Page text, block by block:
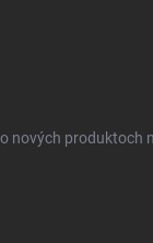
nových produktoch